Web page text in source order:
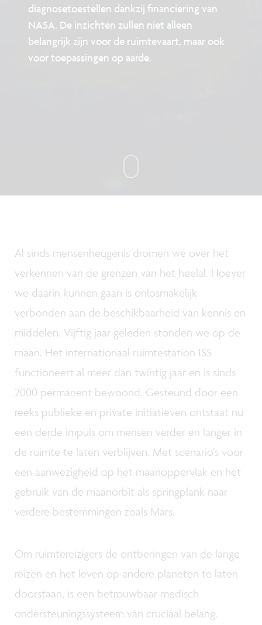
diagnosetoestellen dankzij financiering van
NASA. De inzichten zullen niet alleen
belangrijk zijn voor de ruimtevaart, maar ook
voor toepassingen op aarde.
Al sinds mensenheugenis dromen we over het
verkennen van de grenzen van het heelal. Hoever
we daarin kunnen gaan is onlosmakelijk
verbonden aan de beschikbaarheid van kennis en
middelen. Vijftig jaar geleden stonden we op de
maan. Het internationaal ruimtestation ISS
functioneert al meer dan twintig jaar en is sinds
2000 permanent bewoond. Gesteund door een
reeks publieke en private initiatieven ontstaat nu
een derde impuls om mensen verder en langer in
de ruimte te laten verblijven. Met scenario’s voor
een aanwezigheid op het maanoppervlak en het
gebruik van de maanorbit als springplank naar
verdere bestemmingen zoals Mars.
Om ruimtereizigers de ontberingen van de lange
reizen en het leven op andere planeten te laten
doorstaan, is een betrouwbaar medisch
ondersteuningssysteem van cruciaal belang.